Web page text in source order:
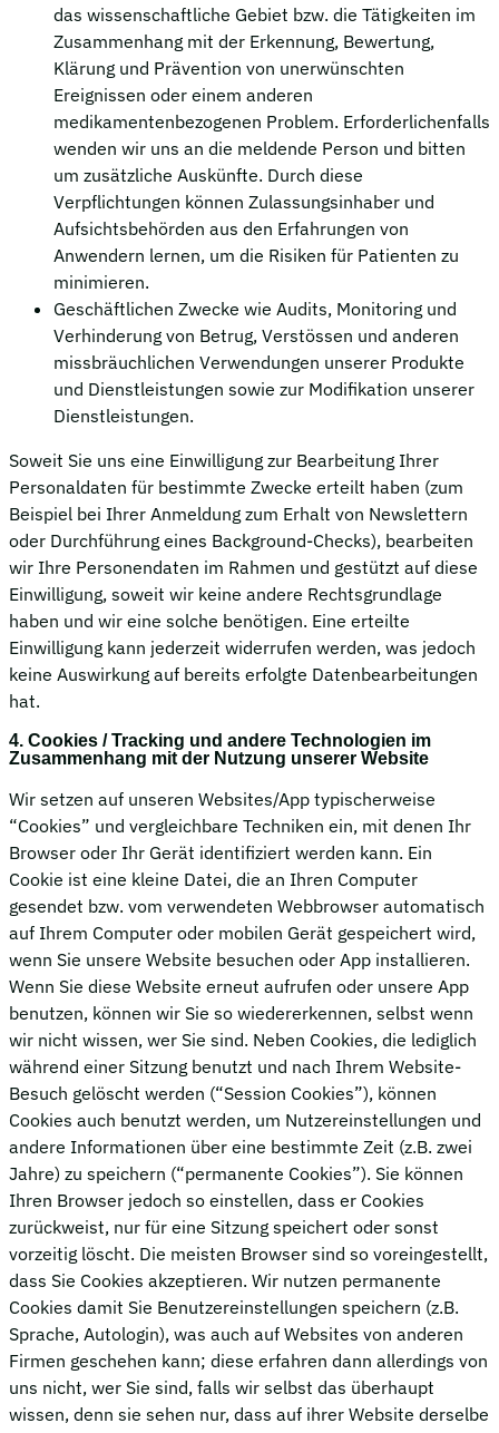
das wissenschaftliche Gebiet bzw. die Tätigkeiten im
Zusammenhang mit der Erkennung, Bewertung,
Klärung und Prävention von unerwünschten
Ereignissen oder einem anderen
medikamentenbezogenen Problem. Erforderlichenfalls
wenden wir uns an die meldende Person und bitten
um zusätzliche Auskünfte. Durch diese
Verpflichtungen können Zulassungsinhaber und
Aufsichtsbehörden aus den Erfahrungen von
Anwendern lernen, um die Risiken für Patienten zu
minimieren.
Geschäftlichen Zwecke wie Audits, Monitoring und
Verhinderung von Betrug, Verstössen und anderen
missbräuchlichen Verwendungen unserer Produkte
und Dienstleistungen sowie zur Modifikation unserer
Dienstleistungen.
Soweit Sie uns eine Einwilligung zur Bearbeitung Ihrer
Personaldaten für bestimmte Zwecke erteilt haben (zum
Beispiel bei Ihrer Anmeldung zum Erhalt von Newslettern
oder Durchführung eines Background-Checks), bearbeiten
wir Ihre Personendaten im Rahmen und gestützt auf diese
Einwilligung, soweit wir keine andere Rechtsgrundlage
haben und wir eine solche benötigen. Eine erteilte
Einwilligung kann jederzeit widerrufen werden, was jedoch
keine Auswirkung auf bereits erfolgte Datenbearbeitungen
hat.
4. Cookies / Tracking und andere Technologien im
Zusammenhang mit der Nutzung unserer Website
Wir setzen auf unseren Websites/App typischerweise
“Cookies” und vergleichbare Techniken ein, mit denen Ihr
Browser oder Ihr Gerät identifiziert werden kann. Ein
Cookie ist eine kleine Datei, die an Ihren Computer
gesendet bzw. vom verwendeten Webbrowser automatisch
auf Ihrem Computer oder mobilen Gerät gespeichert wird,
wenn Sie unsere Website besuchen oder App installieren.
Wenn Sie diese Website erneut aufrufen oder unsere App
benutzen, können wir Sie so wiedererkennen, selbst wenn
wir nicht wissen, wer Sie sind. Neben Cookies, die lediglich
während einer Sitzung benutzt und nach Ihrem Website-
Besuch gelöscht werden (“Session Cookies”), können
Cookies auch benutzt werden, um Nutzereinstellungen und
andere Informationen über eine bestimmte Zeit (z.B. zwei
Jahre) zu speichern (“permanente Cookies”). Sie können
Ihren Browser jedoch so einstellen, dass er Cookies
zurückweist, nur für eine Sitzung speichert oder sonst
vorzeitig löscht. Die meisten Browser sind so voreingestellt,
dass Sie Cookies akzeptieren. Wir nutzen permanente
Cookies damit Sie Benutzereinstellungen speichern (z.B.
Sprache, Autologin), was auch auf Websites von anderen
Firmen geschehen kann; diese erfahren dann allerdings von
uns nicht, wer Sie sind, falls wir selbst das überhaupt
wissen, denn sie sehen nur, dass auf ihrer Website derselbe